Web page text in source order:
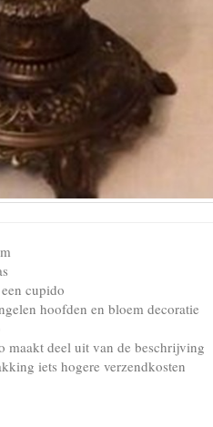
cupido
hoofden en bloem decoratie
maakt deel uit van de beschrijving
iets hogere verzendkosten